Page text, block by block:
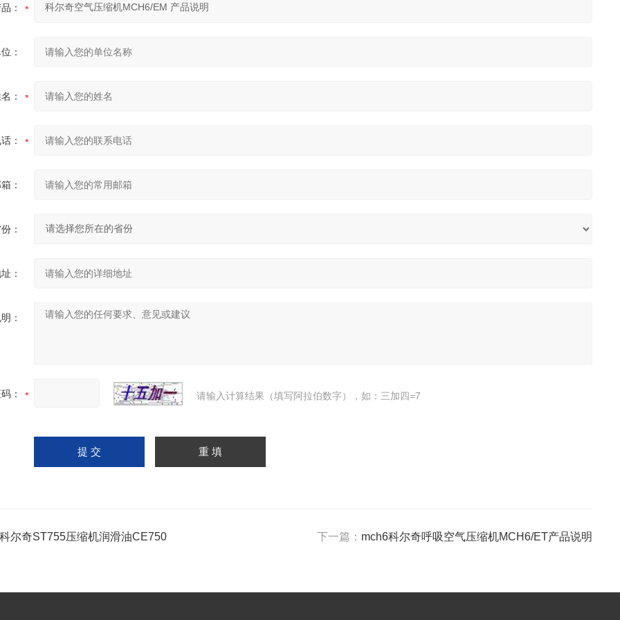
：
：
：
：
：
：
：
：
： 请输入计算结果（填写阿拉伯数字），如：三加四=7
尔奇ST755压缩机润滑油CE750 下一篇： mch6科尔奇呼吸空气压缩机MCH6/ET产品说明